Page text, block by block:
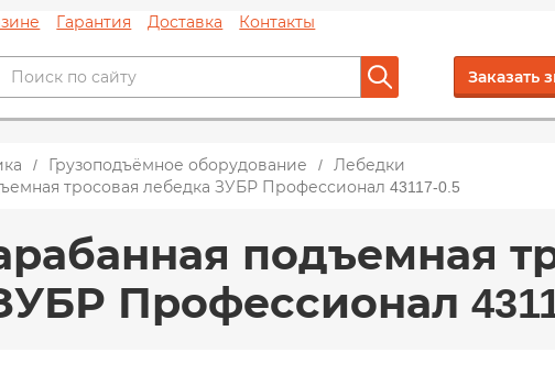
Гарантия Доставка Контакты
Заказать
Грузоподъёмное оборудование
Лебедки
тросовая лебедка ЗУБР Профессионал 43117-0.5
подъемная
Профессионал